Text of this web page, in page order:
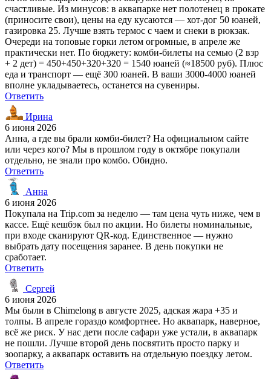
счастливые. Из минусов: в аквапарке нет полотенец в прокате
(приносите свои), цены на еду кусаются — хот-дог 50 юаней,
газировка 25. Лучше взять термос с чаем и снеки в рюкзак.
Очереди на топовые горки летом огромные, в апреле же
практически нет. По бюджету: комби-билеты на семью (2 взр
+ 2 дет) = 450+450+320+320 = 1540 юаней (≈18500 руб). Плюс
еда и транспорт — ещё 300 юаней. В ваши 3000-4000 юаней
вполне укладываетесь, останется на сувениры.
Ответить
Ирина
6 июня 2026
Анна, а где вы брали комби-билет? На официальном сайте
или через кого? Мы в прошлом году в октябре покупали
отдельно, не знали про комбо. Обидно.
Ответить
Анна
6 июня 2026
Покупала на Trip.com за неделю — там цена чуть ниже, чем в
кассе. Ещё кешбэк был по акции. Но билеты номинальные,
при входе сканируют QR-код. Единственное — нужно
выбрать дату посещения заранее. В день покупки не
сработает.
Ответить
Сергей
6 июня 2026
Мы были в Chimelong в августе 2025, адская жара +35 и
толпы. В апреле гораздо комфортнее. Но аквапарк, наверное,
всё же риск. У нас дети после сафари уже устали, в аквапарк
не пошли. Лучше второй день посвятить просто парку и
зоопарку, а аквапарк оставить на отдельную поездку летом.
Ответить